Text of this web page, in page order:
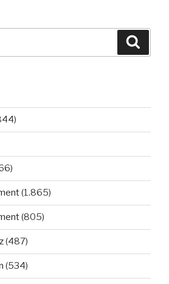
(1.865)
(805)
(487)
(534)